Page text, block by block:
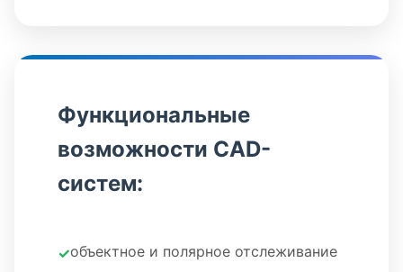
Функциональные
возможности CAD-
систем:
объектное и полярное отслеживание